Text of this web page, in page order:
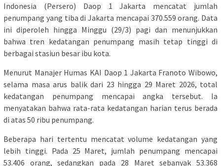
Indonesia (Persero) Daop 1 Jakarta mencatat jumlah
penumpang yang tiba di Jakarta mencapai 370.559 orang. Data
ini diperoleh hingga Minggu (29/3) pagi dan menunjukkan
bahwa tren kedatangan penumpang masih tetap tinggi di
berbagai stasiun besar ibu kota.
Menurut Manajer Humas KAI Daop 1 Jakarta Franoto Wibowo,
selama masa arus balik dari 23 hingga 29 Maret 2026, total
kedatangan penumpang mencapai angka tersebut. Ia
menyatakan bahwa rata-rata kedatangan harian terus berada
di atas 50 ribu penumpang.
Beberapa hari tertentu mencatat volume kedatangan yang
lebih tinggi. Pada 25 Maret, jumlah penumpang mencapai
53.406 orang, sedangkan pada 28 Maret sebanyak 53.368